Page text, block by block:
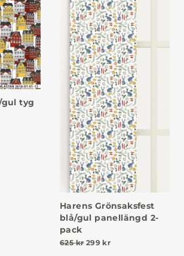
gul tyg
priset var: 309 kr.
priset är: 199 kr.
Harens Grönsaksfest
blå/gul panellängd 2-
pack
625kr Det ursprungliga priset
299 krDet nuvarande